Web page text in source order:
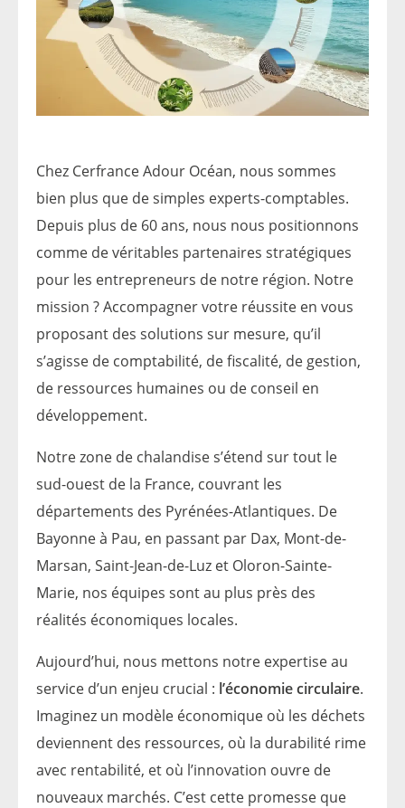
Chez Cerfrance Adour Océan, nous sommes
bien plus que de simples experts-comptables.
Depuis plus de 60 ans, nous nous positionnons
comme de véritables partenaires stratégiques
pour les entrepreneurs de notre région. Notre
mission ? Accompagner votre réussite en vous
proposant des solutions sur mesure, qu’il
s’agisse de comptabilité, de fiscalité, de gestion,
de ressources humaines ou de conseil en
développement.
Notre zone de chalandise s’étend sur tout le
sud-ouest de la France, couvrant les
départements des Pyrénées-Atlantiques. De
Bayonne à Pau, en passant par Dax, Mont-de-
Marsan, Saint-Jean-de-Luz et Oloron-Sainte-
Marie, nos équipes sont au plus près des
réalités économiques locales.
Aujourd’hui, nous mettons notre expertise au
service d’un enjeu crucial : l’économie circulaire.
Imaginez un modèle économique où les déchets
deviennent des ressources, où la durabilité rime
avec rentabilité, et où l’innovation ouvre de
nouveaux marchés. C’est cette promesse que